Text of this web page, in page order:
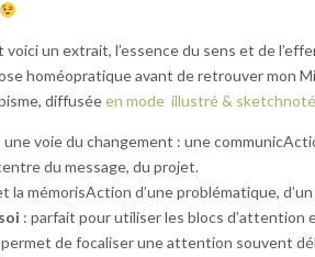
un extrait, l’essence du sens et de
homéopratique avant de retrouver mon
diffuséeen mode illustré &
voie du changement : une
du message, du projet.
mémorisAction d’une problématique,
: parfait pour utiliser les blocs
de focaliser une attention souvent